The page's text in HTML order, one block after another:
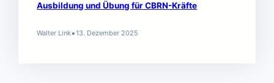
Ausbildung und Übung für CBRN-Kräfte
Walter Link•13. Dezember 2025